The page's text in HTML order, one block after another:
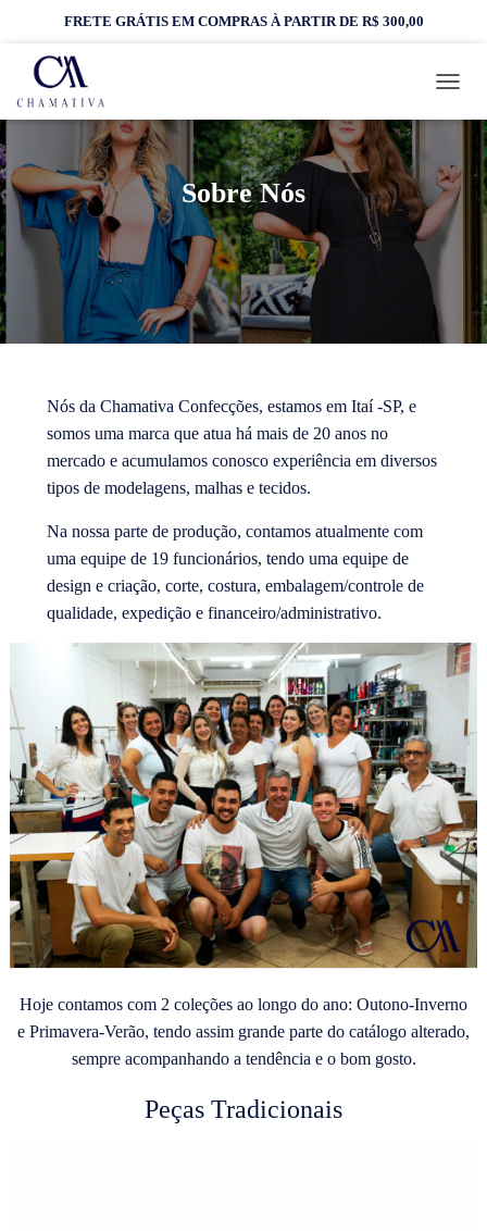
FRETE GRÁTIS EM COMPRAS À PARTIR DE R$ 300,00
L
R
N
A
R
G
Sobre Nós
Nós da Chamativa Confecções, estamos em Itaí -SP, e
somos uma marca que atua há mais de 20 anos no
mercado e acumulamos conosco experiência em diversos
tipos de modelagens, malhas e tecidos.
Na nossa parte de produção, contamos atualmente com
uma equipe de 19 funcionários, tendo uma equipe de
design e criação, corte, costura, embalagem/controle de
qualidade, expedição e financeiro/administrativo.
Hoje contamos com 2 coleções ao longo do ano: Outono-Inverno
e Primavera-Verão, tendo assim grande parte do catálogo alterado,
sempre acompanhando a tendência e o bom gosto.
Peças Tradicionais